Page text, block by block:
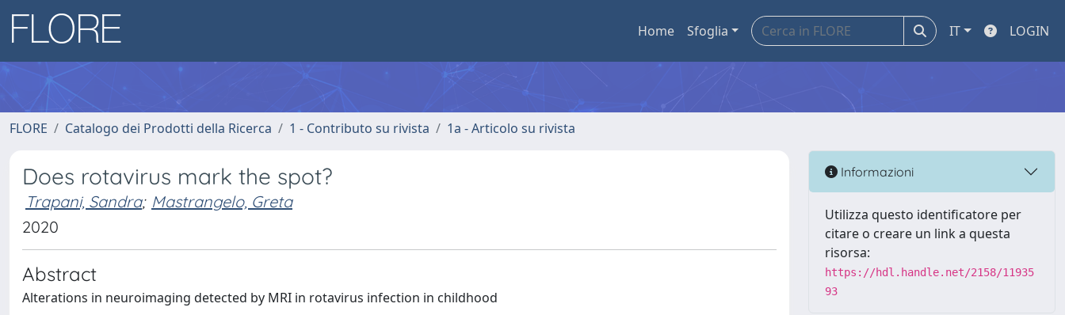
Home Sfoglia IT LOGIN
FLORE Catalogo dei Prodotti della Ricerca 1 - Contributo su rivista 1a - Articolo su rivista
Does rotavirus mark the spot?
Trapani, Sandra; Mastrangelo, Greta
2020
Abstract
Alterations in neuroimaging detected by MRI in rotavirus infection in childhood
Informazioni
Utilizza questo identificatore per
citare o creare un link a questa
risorsa:
https://hdl.handle.net/2158/11935
93